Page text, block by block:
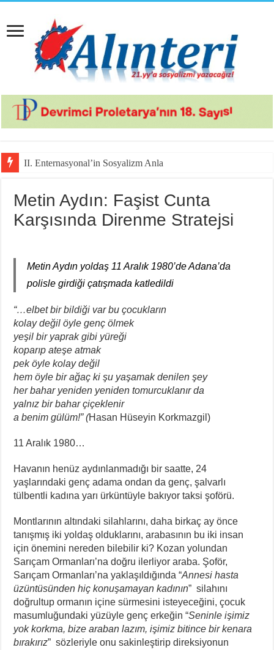
II. Enternasyonal’in Sosyalizm Anlayışının 2.0 Ver
Metin Aydın: Faşist Cunta
Karşısında Direnme Stratejsi
Metin Aydın yoldaş 11 Aralık 1980’de Adana’da
polisle girdiği çatışmada katledildi
“…elbet bir bildiği var bu çocukların
kolay değil öyle genç ölmek
yeşil bir yaprak gibi yüreği
koparıp ateşe atmak
pek öyle kolay değil
hem öyle bir ağaç ki şu yaşamak denilen şey
her bahar yeniden yeniden tomurcuklanır da
yalnız bir bahar çiçeklenir
a benim gülüm!” (Hasan Hüseyin Korkmazgil)
11 Aralık 1980…
Havanın henüz aydınlanmadığı bir saatte, 24
yaşlarındaki genç adama ondan da genç, şalvarlı
tülbentli kadına yarı ürküntüyle bakıyor taksi şoförü.
Montlarının altındaki silahlarını, daha birkaç ay önce
tanışmış iki yoldaş olduklarını, arabasının bu iki insan
için önemini nereden bilebilir ki? Kozan yolundan
Sarıçam Ormanları’na doğru ilerliyor araba. Şoför,
Sarıçam Ormanları’na yaklaşıldığında “Annesi hasta
üzüntüsünden hiç konuşamayan kadının” silahını
doğrultup ormanın içine sürmesini isteyeceğini, çocuk
masumluğundaki yüzüyle genç erkeğin “Seninle işimiz
yok korkma, bize araban lazım, işimiz bitince bir kenara
bırakırız” sözleriyle onu sakinleştirip direksiyonun